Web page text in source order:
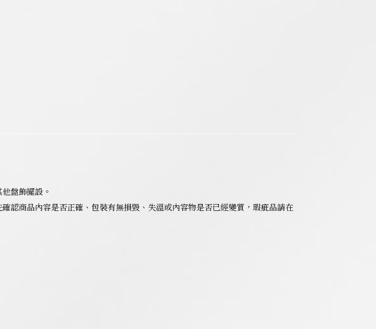
盤飾擺設。
認商品內容是否正確、包裝有無損毀、失溫或內容物是否已經變質，瑕疵品請在